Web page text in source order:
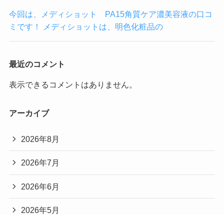
今回は、メディショット PA15角質ケア濃美容液の口コ
ミです！ メディショットは、明色化粧品の
最近のコメント
表示できるコメントはありません。
アーカイブ
2026年8月
2026年7月
2026年6月
2026年5月